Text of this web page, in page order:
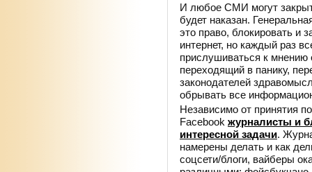
И любое СМИ могут
будет наказан.
это право, блокировать и
интернет, но каждый раз
прислушиваться к мнению
переходящий в панику,
законодателей
обрывать все
Независимо от принятия
Facebook журналисты и
интересной задачи.
намерены делать и как
соцсети/блоги, вайберы